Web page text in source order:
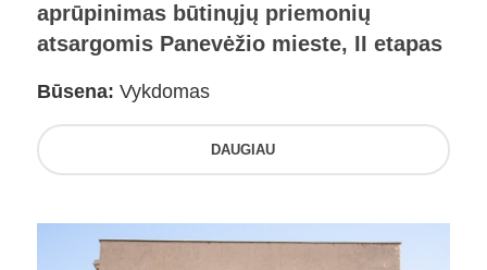
aprūpinimas būtinųjų priemonių
atsargomis Panevėžio mieste, II etapas
Būsena: Vykdomas
DAUGIAU